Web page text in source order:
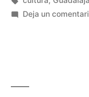
Deja un